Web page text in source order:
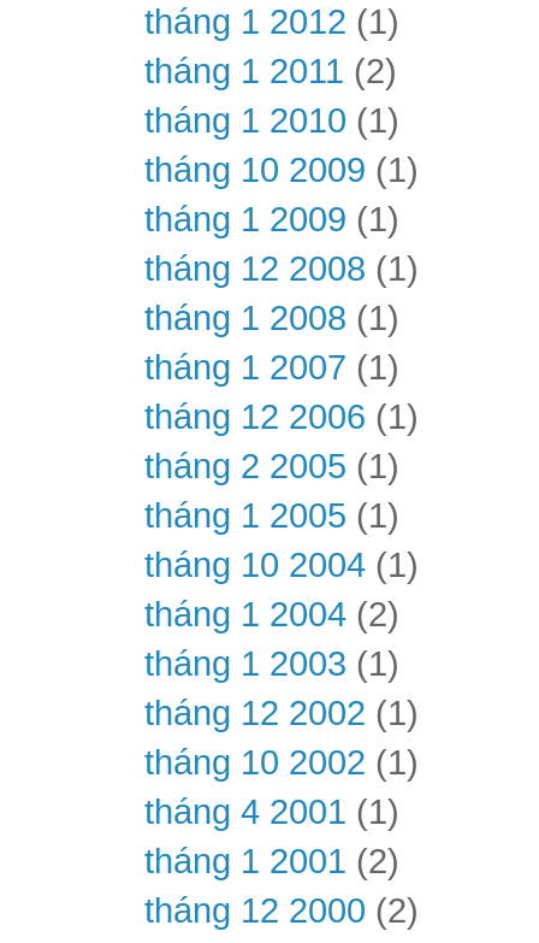
tháng 1 2012 (1)
tháng 1 2011 (2)
tháng 1 2010 (1)
tháng 10 2009 (1)
tháng 1 2009 (1)
tháng 12 2008 (1)
tháng 1 2008 (1)
tháng 1 2007 (1)
tháng 12 2006 (1)
tháng 2 2005 (1)
tháng 1 2005 (1)
tháng 10 2004 (1)
tháng 1 2004 (2)
tháng 1 2003 (1)
tháng 12 2002 (1)
tháng 10 2002 (1)
tháng 4 2001 (1)
tháng 1 2001 (2)
tháng 12 2000 (2)